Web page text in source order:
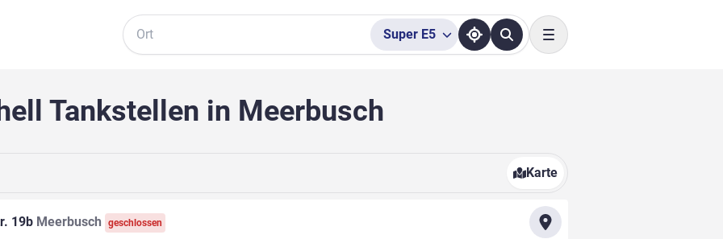
Suche
Super E5
Toggle navigation
Tankstellen in Meerbusch
Karte
19b Meerbusch geschlossen